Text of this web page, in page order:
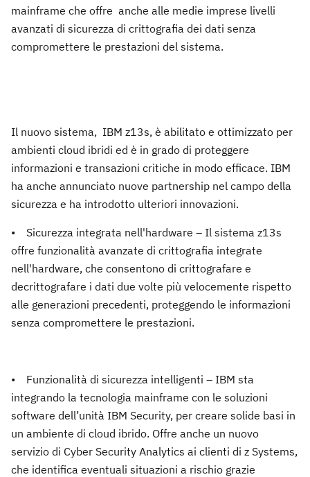
mainframe che offre anche alle medie imprese livelli
avanzati di sicurezza di crittografia dei dati senza
compromettere le prestazioni del sistema.
Il nuovo sistema, IBM z13s, è abilitato e ottimizzato per
ambienti cloud ibridi ed è in grado di proteggere
informazioni e transazioni critiche in modo efficace. IBM
ha anche annunciato nuove partnership nel campo della
sicurezza e ha introdotto ulteriori innovazioni.
• Sicurezza integrata nell'hardware – Il sistema z13s
offre funzionalità avanzate di crittografia integrate
nell'hardware, che consentono di crittografare e
decrittografare i dati due volte più velocemente rispetto
alle generazioni precedenti, proteggendo le informazioni
senza compromettere le prestazioni.
• Funzionalità di sicurezza intelligenti – IBM sta
integrando la tecnologia mainframe con le soluzioni
software dell’unità IBM Security, per creare solide basi in
un ambiente di cloud ibrido. Offre anche un nuovo
servizio di Cyber Security Analytics ai clienti di z Systems,
che identifica eventuali situazioni a rischio grazie